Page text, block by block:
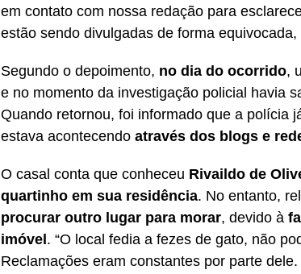
em contato com nossa redação para
estão sendo divulgadas de forma
Segundo o depoimento, no dia do ocorrido,
e no momento da investigação policial havia
Quando retornou, foi informado que a polícia
estava acontecendo através dos blogs e
O casal conta que conheceu Rivaildo de
quartinho em sua residência. No entanto,
procurar outro lugar para morar, devido à
imóvel . “O local fedia a fezes de gato, não
Reclamações eram constantes por parte